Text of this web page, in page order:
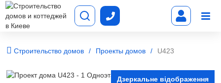
Строительство домов Проекты домов U423
Дзеркальне відображення